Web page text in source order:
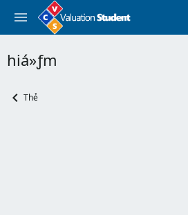
hiá»ƒm
Thẻ